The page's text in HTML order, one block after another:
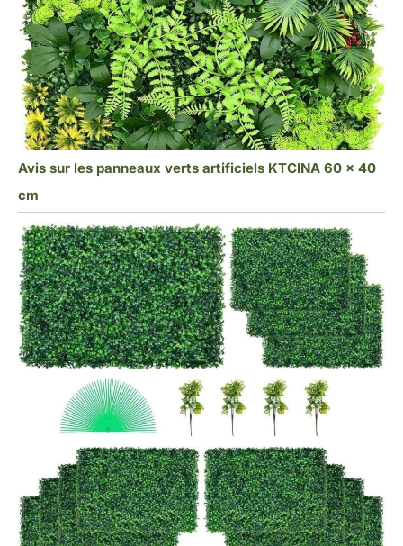
Avis sur les panneaux verts artificiels KTCINA 60 x 40
cm